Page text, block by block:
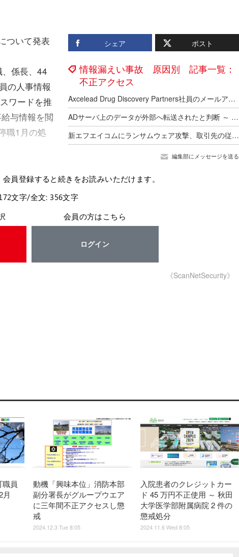
シェア ポスト
情報漏えい事故 原因別 記事一覧：
不正アクセス
Axcelead Drug Discovery Partners社員のメールアカウントに不正アクセス、約7,000通のメールで痕跡を確認
ADサーバ上のデータが外部へ転送されたと判断 ～ 精電舎電子工業にランサムウェア攻撃
新エフエイコムにランサムウェア攻撃、取引先の従業員に関する個人情報が漏えいした可能性
編集部にメッセージを送る
ついて発表
係長、44
の人事情報
ワードを推
与情報を閲
職1月の処
員登録すると続きをお読みいただけます。
文字/全文: 356文字
会員の方はこちら
ログイン
《ScanNetSecurity》
員
動機「興味本位」消防本部
副分署長がグループウエア
に三年間不正アクセスし懲
戒
2024.12.3 Tue 8:05
入院患者のクレジットカー
ド 45 万円不正使用 ～ 秋田
大学医学部附属病院 2 件の
懲戒処分
2024.11.6 Wed 8:05